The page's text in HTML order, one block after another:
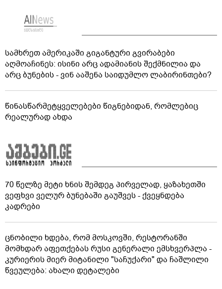
სამხრეთ ამერიკაში გიგანტური გვირაბები
აღმოაჩინეს: ისინი არც ადამიანის შექმნილია და
არც ბუნების - ვინ ააშენა საიდუმლო ლაბირინთები?
წინასწარმეტყველებები წიგნებიდან, რომლებიც
რეალურად ახდა
70 წელზე მეტი ხნის შემდეგ პირველად, ყაზახეთში
ვეფხვი ველურ ბუნებაში გაუშვეს - ქვეყნდება
კადრები
ცნობილი ხდება, რომ მოსკოვში, რესტორანში
მომხდარ აფეთქებას რუსი გენერალი ემსხვერპლა -
კურიერის მიერ მიტანილი "საჩუქარი" და ჩაშლილი
წვეულება: ახალი დეტალები